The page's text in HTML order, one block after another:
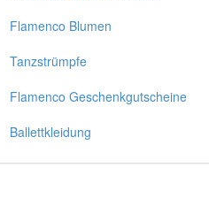
Flamenco Blumen
Tanzstrümpfe
Flamenco Geschenkgutscheine
Ballettkleidung